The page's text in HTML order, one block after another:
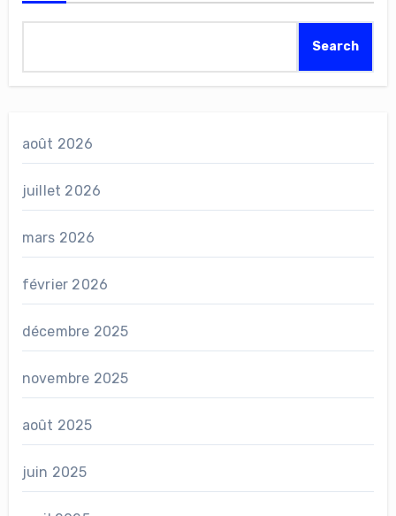
Search
août 2026
juillet 2026
mars 2026
février 2026
décembre 2025
novembre 2025
août 2025
juin 2025